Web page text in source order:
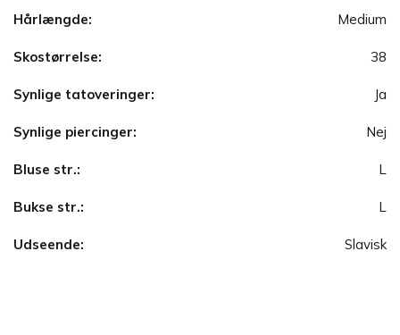
Hårlængde: Medium
Skostørrelse: 38
Synlige tatoveringer: Ja
Synlige piercinger: Nej
Bluse str.: L
Bukse str.: L
Udseende: Slavisk